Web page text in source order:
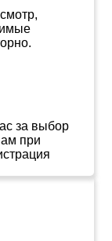
за выбор
при